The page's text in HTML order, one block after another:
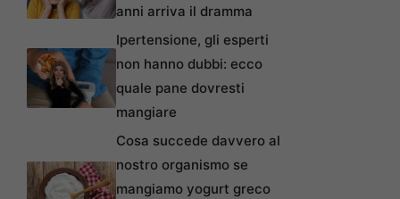
anni arriva il dramma
Ipertensione, gli esperti
non hanno dubbi: ecco
quale pane dovresti
mangiare
Cosa succede davvero al
nostro organismo se
mangiamo yogurt greco